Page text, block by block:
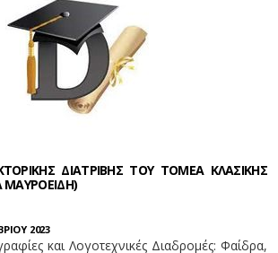
ΔΙΑΤΡΙΒΗΣ ΤΟΥ ΤΟΜΕΑ ΚΛΑΣΙΚΗΣ
ΜΑΥΡΟΕΙΔΗ)
2023
και Λογοτεχνικές Διαδρομές: Φαίδρα,